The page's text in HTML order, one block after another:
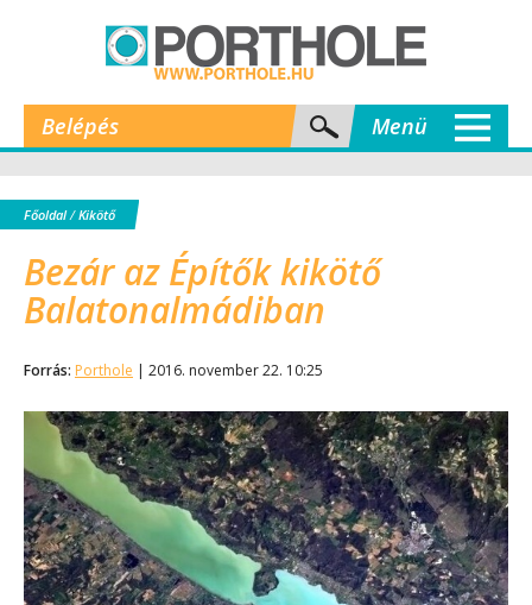
Belépés Menü
Főoldal/Kikötő
Bezár az Építők kikötő
Balatonalmádiban
Forrás: Porthole | 2016. november 22. 10:25